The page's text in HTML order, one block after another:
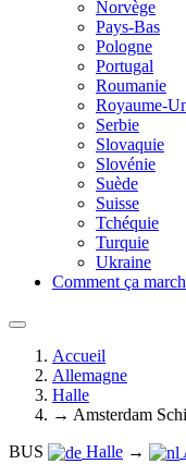
Norvège
Pays-Bas
Pologne
Portugal
Roumanie
Royaume-
Serbie
Slovaquie
Slovénie
Suède
Suisse
Tchéquie
Turquie
Ukraine
Comment ça
Accueil
Allemagne
Halle
→ Amsterdam
BUS
Halle →